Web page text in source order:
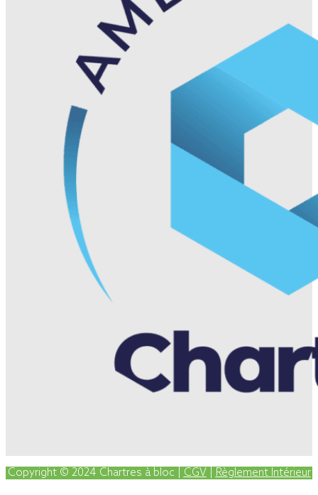
Copyright © 2024 Chartres à bloc | CGV Règlement Intérieur